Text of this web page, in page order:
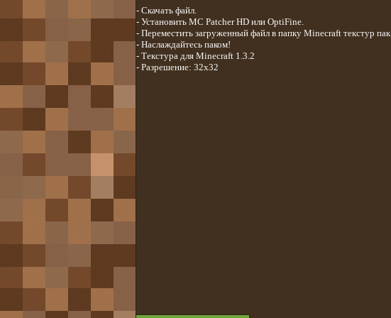
- Скачать файл.
- Установить MC Patcher HD или OptiFine.
- Переместить загруженный файл в папку Minecraft текстур пак.
- Наслаждайтесь паком!
- Текстура для Minecraft 1.3.2
- Разрешение: 32x32